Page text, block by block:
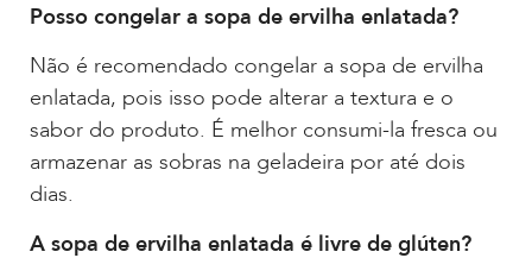
Posso congelar a sopa de ervilha enlatada?
Não é recomendado congelar a sopa de ervilha
enlatada, pois isso pode alterar a textura e o
sabor do produto. É melhor consumi-la fresca ou
armazenar as sobras na geladeira por até dois
dias.
A sopa de ervilha enlatada é livre de glúten?